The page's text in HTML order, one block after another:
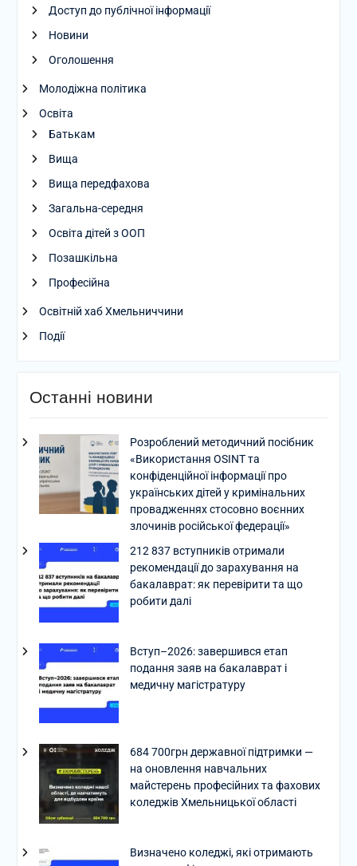
Доступ до публічної інформації
Новини
Оголошення
Молодіжна політика
Освіта
Батькам
Вища
Вища передфахова
Загальна-середня
Освіта дітей з ООП
Позашкільна
Професійна
Освітній хаб Хмельниччини
Події
Останні новини
Розроблений методичний посібник
«Використання OSINT та
конфіденційної інформації про
українських дітей у кримінальних
провадженнях стосовно воєнних
злочинів російської федерації»
212 837 вступників отримали
рекомендації до зарахування на
бакалаврат: як перевірити та що
робити далі
Вступ–2026: завершився етап
подання заяв на бакалаврат і
медичну магістратуру
684 700грн державної підтримки —
на оновлення навчальних
майстерень професійних та фахових
коледжів Хмельницької області
Визначено коледжі, які отримають